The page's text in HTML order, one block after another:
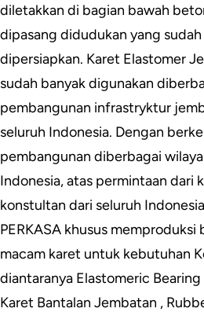
diletakkan di bagian bawah
dipasang didudukan yang sudah
dipersiapkan. Karet Elastomer
sudah banyak digunakan
pembangunan infrastryktur
seluruh Indonesia. Dengan
pembangunan diberbagai
Indonesia, atas permintaan dari
konstultan dari seluruh
PERKASA khusus memproduksi
macam karet untuk kebutuhan
diantaranya Elastomeric Bearing
Karet Bantalan Jembatan ,